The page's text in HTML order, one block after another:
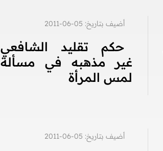
أضيف بتاريخ: 05-06-2011
حكم تقليد الشافعي
غير مذهبه في مسألة
لمس المرأة
أضيف بتاريخ: 05-06-2011